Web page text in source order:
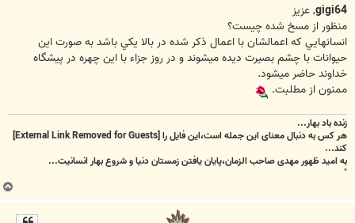
ت
gigi64, عزيز
منظور از مسخ شده چيست؟
انسانهايي كه اعمالشان با اعمال ذكر شده در بالا يكي باشد به صورت اين
حيوانات با چشم بصيرت ديده ميشوند و در روز جزاء با اين چهره در پيشگاه
خداوند حاضر ميشود.
ممنون از مطلبت.
زنده باد بهار...
هر کس به دنبال معنای این جمله است،این فایل را[External Link Removed for Guests]
کند...
به امید ظهور مهدی صاحب الزمان،پایان یافتن زمستان دنیا و شروع بهار انسانیت...
"